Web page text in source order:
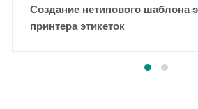
Создание нетипового шаблона
принтера этикеток